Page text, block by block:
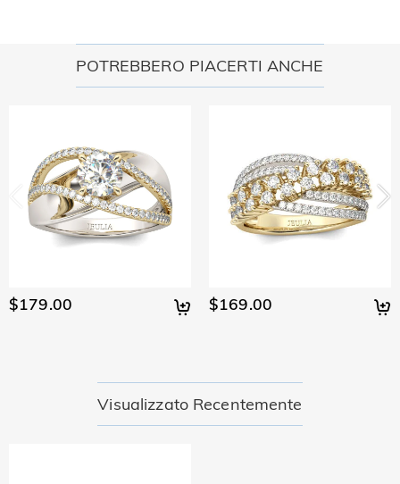
POTREBBERO PIACERTI ANCHE
$179.00 $169.00
Visualizzato Recentemente